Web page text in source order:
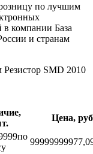
по лучшим
в компании База
и странам
SMD 2010
Цена,
по
999999999